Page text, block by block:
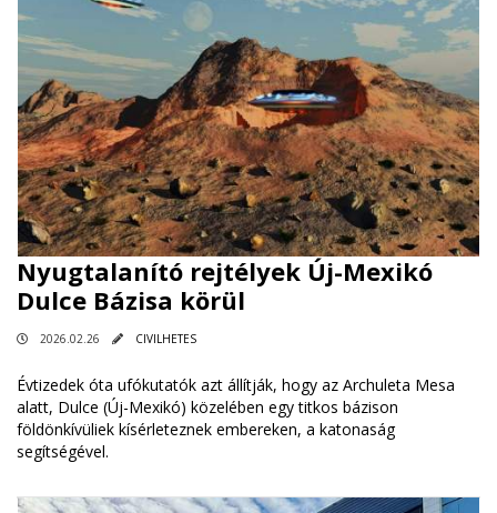
Nyugtalanító rejtélyek Új-Mexikó
Dulce Bázisa körül
2026.02.26 CIVILHETES
Évtizedek óta ufókutatók azt állítják, hogy az Archuleta Mesa
alatt, Dulce (Új-Mexikó) közelében egy titkos bázison
földönkívüliek kísérleteznek embereken, a katonaság
segítségével.